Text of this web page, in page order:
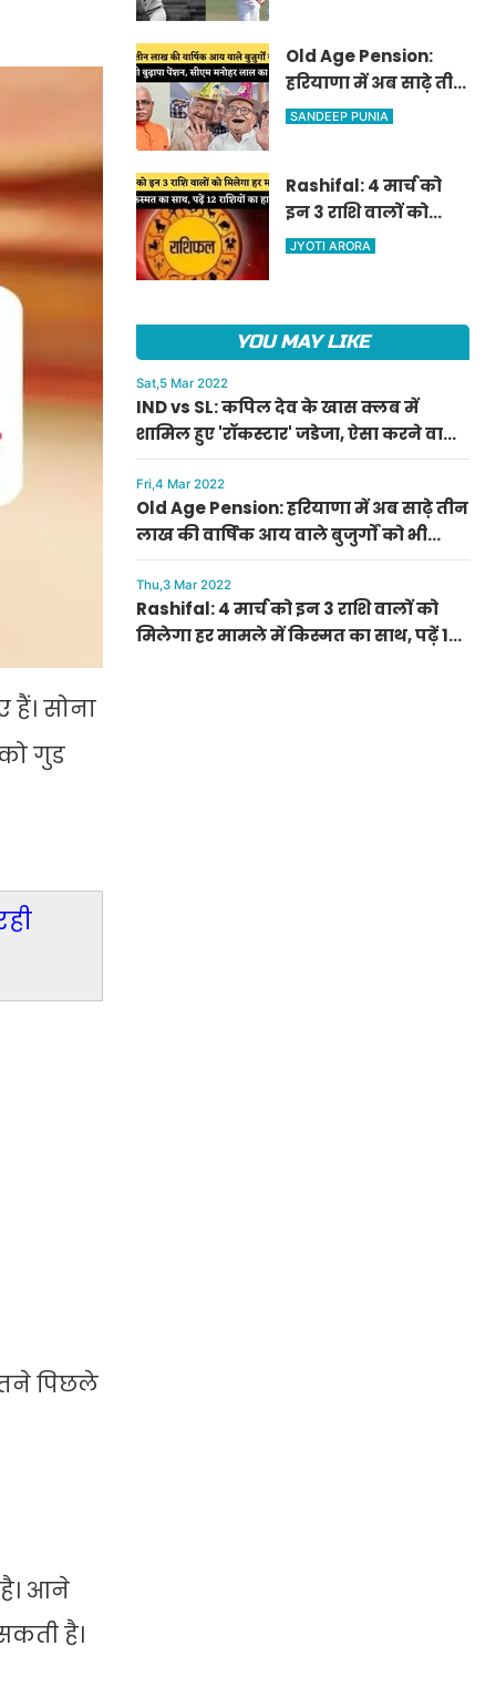
सोना
गुड
पिछले
आने
है।
Old Age Pension:
हरियाणा में अब साढ़े तीन
लाख की वार्षिक आय
सीएम मनोहर लाल का
ऐलान
SANDEEP PUNIA
Rashifal: 4 मार्च को
इन 3 राशि वालों को
मिलेगा हर मामले में
JYOTI ARORA
YOU MAY LIKE
Sat,5 Mar 2022
IND vs SL: कपिल देव के खास क्लब में
शामिल हुए 'रॉकस्टार' जडेजा, ऐसा करने वाले
बने मात्र दूसरे भारतीय
Fri,4 Mar 2022
Old Age Pension: हरियाणा में अब साढ़े तीन
लाख की वार्षिक आय वाले बुजुर्गों को भी
मिलेगी बुढ़ापा पेंशन, सीएम मनोहर लाल का
ऐलान
Thu,3 Mar 2022
Rashifal: 4 मार्च को इन 3 राशि वालों को
मिलेगा हर मामले में किस्मत का साथ, पढ़ें 12